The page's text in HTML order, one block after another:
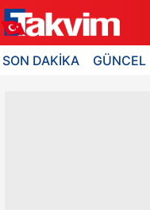
SON DAKİKA GÜNCEL